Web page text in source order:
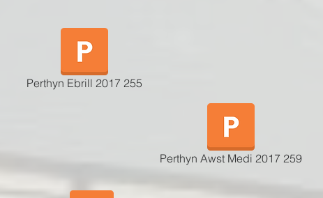
Perthyn Ebrill 2017 255
Perthyn Awst Medi 2017 259